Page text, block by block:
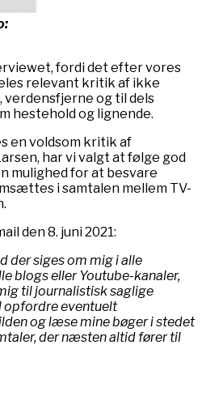
fordi det efter vores
relevant kritik af ikke
verdensfjerne og til dels
hestehold og lignende.
en voldsom kritik af
har vi valgt at følge god
mulighed for at besvare
i samtalen mellem TV-
den 8. juni 2021:
der siges om mig i alle
blogs eller Youtube-kanaler,
til journalistisk saglige
opfordre eventuelt
og læse mine bøger i stedet
der næsten altid fører til